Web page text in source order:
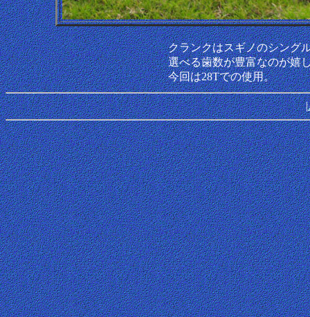
クランクはスギノのシング
選べる歯数が豊富なのが嬉
今回は28Tでの使用。
|